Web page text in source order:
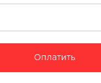
Оплатить